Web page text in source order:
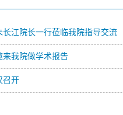
江院长一行莅临我院指导交流
来我院做学术报告
召开